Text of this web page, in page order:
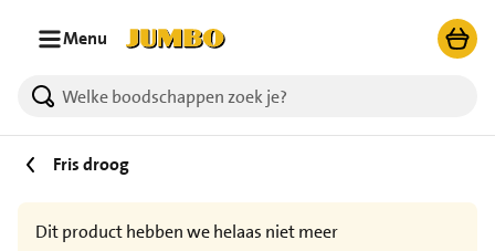
Menu
Fris droog
Dit product hebben we helaas niet meer